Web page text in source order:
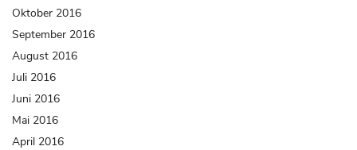
Oktober 2016
September 2016
August 2016
Juli 2016
Juni 2016
Mai 2016
April 2016